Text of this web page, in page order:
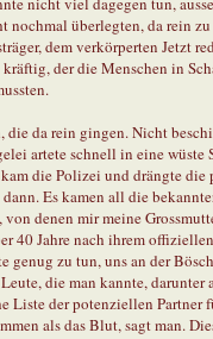
nochmal überlegten, da rein
dem verkörperten Jetzt
der die Menschen in
die da rein gingen. Nicht
artete schnell in eine wüste
die Polizei und drängte
Es kamen all die
denen mir meine
40 Jahre nach ihrem
genug zu tun, uns an der
die man kannte,
Liste der potenziellen Partner
als das Blut, sagt man.